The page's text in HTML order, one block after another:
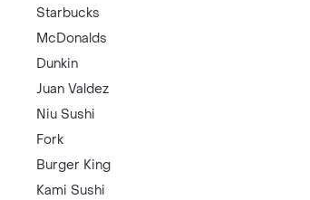
Starbucks
McDonalds
Dunkin
Juan Valdez
Niu Sushi
Fork
Burger King
Kami Sushi